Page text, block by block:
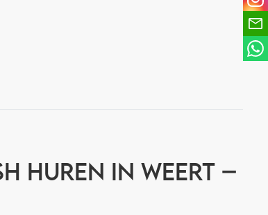
huren in Weert –